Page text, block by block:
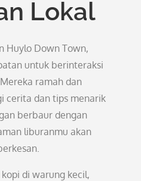
Lokal
Huylo Down Town,
untuk berinteraksi
ramah dan
cerita dan tips menarik
berbaur dengan
liburanmu akan
di warung kecil,